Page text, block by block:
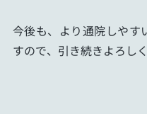
今後も、より通院しやす
すので、引き続きよろし